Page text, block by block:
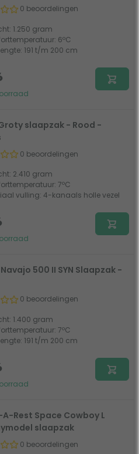
0 beoordelingen
1.250 gram
6ºC
191 t/m 200 cm
slaapzak - Rood -
0 beoordelingen
2.410 gram
7ºC
vulling: 4-kanaals holle vezel
500 II SYN Slaapzak -
0 beoordelingen
1.400 gram
7ºC
191 t/m 200 cm
Rest Space Cowboy L
slaapzak
0 beoordelingen